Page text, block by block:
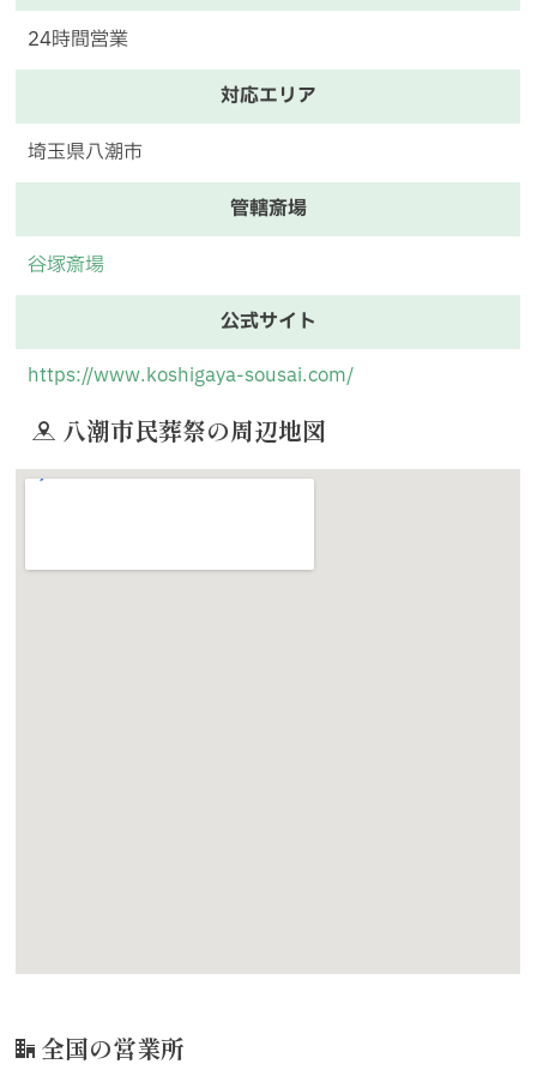
24時間営業
対応エリア
埼玉県八潮市
管轄斎場
谷塚斎場
公式サイト
https://www.koshigaya-sousai.com/
八潮市民葬祭の周辺地図
全国の営業所